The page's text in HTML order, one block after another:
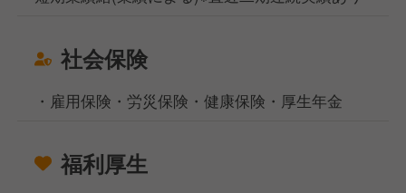
社会保険
・雇用保険・労災保険・健康保険・厚生年金
福利厚生